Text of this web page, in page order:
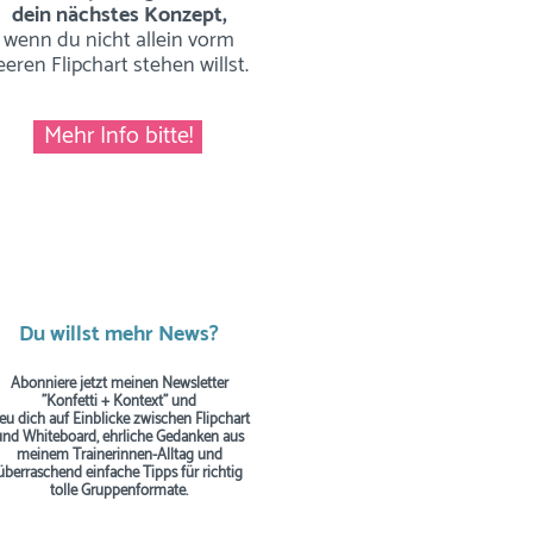
dein nächstes Konzept,
wenn du nicht allein vorm
Flipchart stehen willst.
Mehr Info bitte!
Du willst mehr News?
Abonniere jetzt meinen Newsletter
"Konfetti + Kontext" und
dich auf Einblicke zwischen Flipchart
Whiteboard, ehrliche Gedanken aus
meinem Trainerinnen-Alltag und
einfache Tippsfür richtig
tolle Gruppenformate.